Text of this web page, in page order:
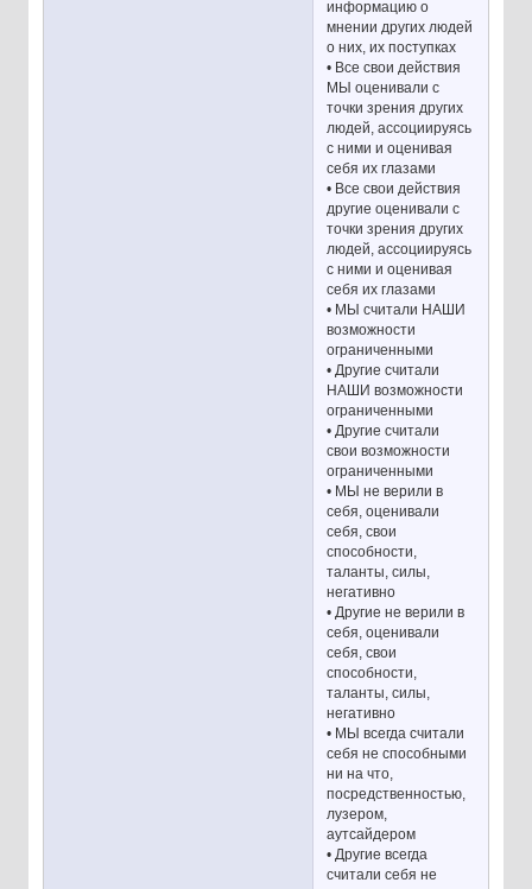
информацию о
мнении других людей
о них, их поступках
• Все свои действия
МЫ оценивали с
точки зрения других
людей, ассоциируясь
с ними и оценивая
себя их глазами
• Все свои действия
другие оценивали с
точки зрения других
людей, ассоциируясь
с ними и оценивая
себя их глазами
• МЫ считали НАШИ
возможности
ограниченными
• Другие считали
НАШИ возможности
ограниченными
• Другие считали
свои возможности
ограниченными
• МЫ не верили в
себя, оценивали
себя, свои
способности,
таланты, силы,
негативно
• Другие не верили в
себя, оценивали
себя, свои
способности,
таланты, силы,
негативно
• МЫ всегда считали
себя не способными
ни на что,
посредственностью,
лузером,
аутсайдером
• Другие всегда
считали себя не